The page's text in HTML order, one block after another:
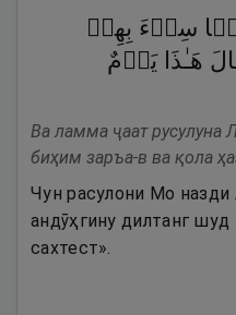
سِیۤءَ بِهِمۡ
هَـٰذَا یَوۡمٌ
Ва ламма ҷаат русулуна
биҳим заръа-в ва қола
Чун расулони Мо
андӯҳгину дилтанг шуд
сахтест».